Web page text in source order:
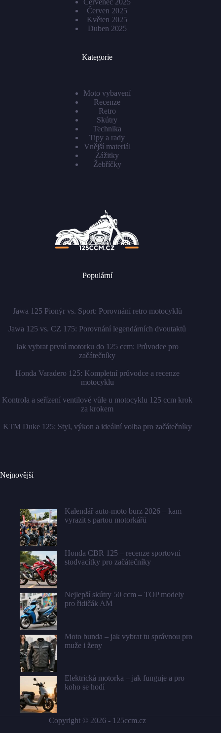
Červen 2025
Květen 2025
Duben 2025
Kategorie
Moto vybavení
Recenze
Retro
Skútry
Technika
Tipy a rady
Vnější materiál
Zážitky
Žebříčky
Populární
Jawa 125 Pionýr vs. Sport: Porovnání retro motocyklů
Jawa 125 vs. CZ 175: Porovnání legendárních dvoutaktů
Jak vybrat první motorku do 125 ccm: Průvodce pro
začátečníky
Honda Varadero 125: Kompletní průvodce a recenze
motocyklu
Kontrola a seřízení ventilové vůle u motocyklu 125 ccm krok
za krokem
KTM Duke 125: Styl, výkon a ideální volba pro začátečníky
Nejnovější
Kalendář auto-moto burz 2026 – kam
vyrazit s partou motorkářů
Honda CBR 125 – recenze sportovní
stodvacítky pro začátečníky
Nejlepší skútry 50 ccm – TOP modely
pro řidičák AM
Moto bunda – jak vybrat tu správnou pro
muže i ženy
Elektrická motorka – jak funguje a pro
koho se hodí
Copyright © 2026 - 125ccm.cz